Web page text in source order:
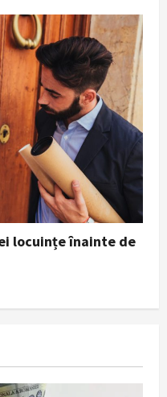
locuințe înainte de